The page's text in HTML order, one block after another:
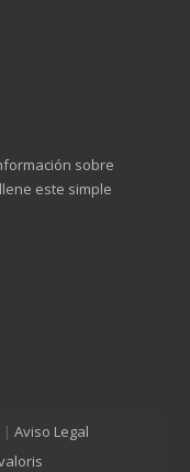
sobre
este simple
| Aviso Legal